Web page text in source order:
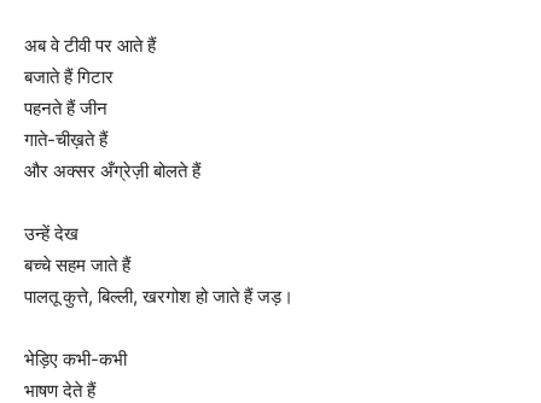
अब वे टीवी पर आते हैं
बजाते हैं गिटार
पहनते हैं जीन
गाते-चीख़ते हैं
और अक्सर अँग्रेज़ी बोलते हैं
उन्हें देख
बच्चे सहम जाते हैं
पालतू कुत्ते, बिल्ली, खरगोश हो जाते हैं जड़।
भेड़िए कभी-कभी
भाषण देते हैं